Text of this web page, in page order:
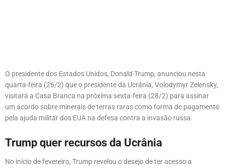
O presidente dos Estados Unidos, Donald Trump, anunciou nesta
quarta-feira (26/2) que o presidente da Ucrânia, Volodymyr Zelensky,
visitará a Casa Branca na próxima sexta-feira (28/2) para assinar
um acordo sobre minerais de terras raras como forma de pagamento
pela ajuda militar dos EUA na defesa contra a invasão russa.
Trump quer recursos da Ucrânia
No início de fevereiro, Trump revelou o desejo de ter acesso a